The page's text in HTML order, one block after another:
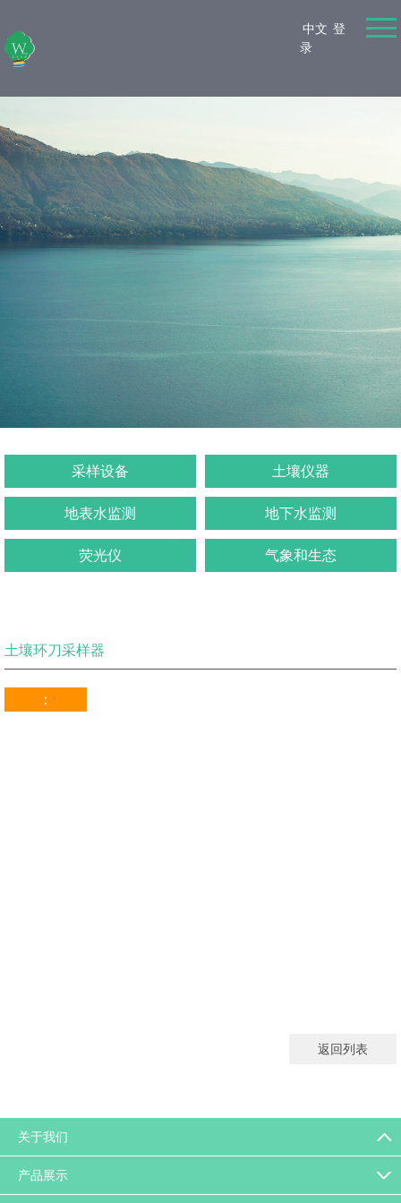
中文 登
录
采样设备 土壤仪器
地表水监测 地下水监测
荧光仪 气象和生态
土壤环刀采样器
：
返回列表
关于我们
产品展示